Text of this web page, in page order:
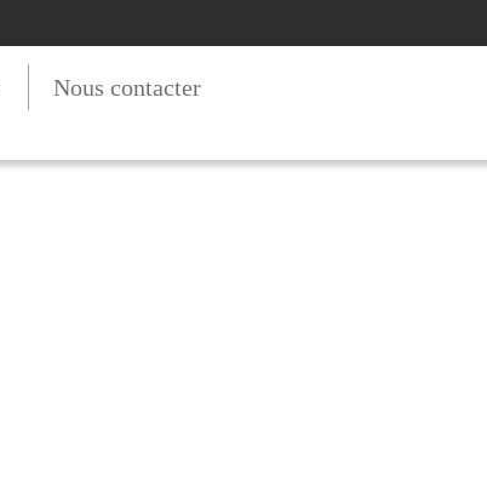
Nous contacter